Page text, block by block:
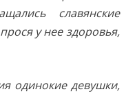
славянские
у нее здоровья,
одинокие девушки,